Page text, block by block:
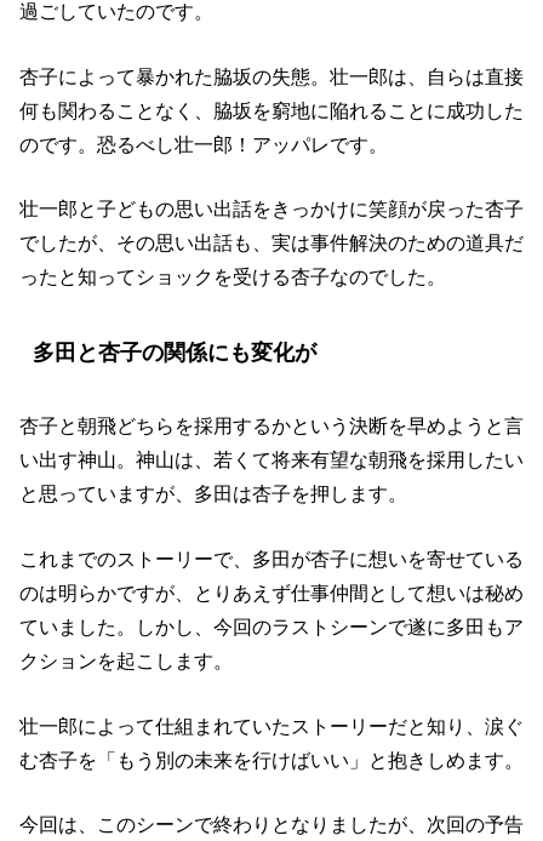
過ごしていたのです。
杏子によって暴かれた脇坂の失態。壮一郎は、自らは直接
何も関わることなく、脇坂を窮地に陥れることに成功した
のです。恐るべし壮一郎！アッパレです。
壮一郎と子どもの思い出話をきっかけに笑顔が戻った杏子
でしたが、その思い出話も、実は事件解決のための道具だ
ったと知ってショックを受ける杏子なのでした。
多田と杏子の関係にも変化が
杏子と朝飛どちらを採用するかという決断を早めようと言
い出す神山。神山は、若くて将来有望な朝飛を採用したい
と思っていますが、多田は杏子を押します。
これまでのストーリーで、多田が杏子に想いを寄せている
のは明らかですが、とりあえず仕事仲間として想いは秘め
ていました。しかし、今回のラストシーンで遂に多田もア
クションを起こします。
壮一郎によって仕組まれていたストーリーだと知り、涙ぐ
む杏子を「もう別の未来を行けばいい」と抱きしめます。
今回は、このシーンで終わりとなりましたが、次回の予告